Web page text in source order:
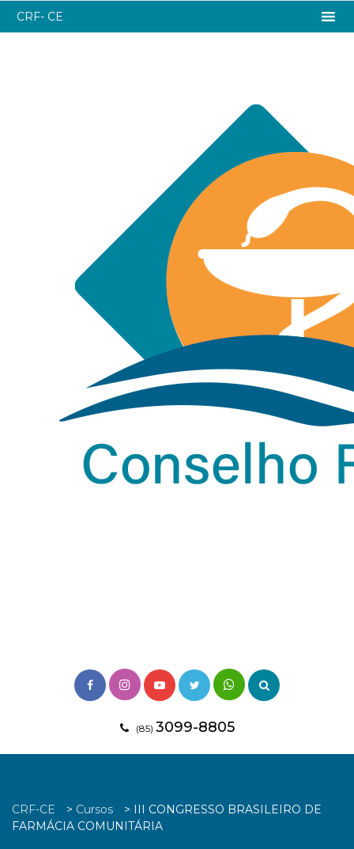
(85) 3099-8805
CRF- CE
CRF-CE > Cursos > III CONGRESSO BRASILEIRO DE
FARMÁCIA COMUNITÁRIA